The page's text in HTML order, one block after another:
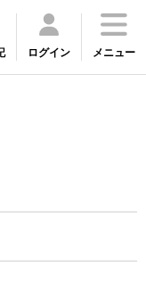
ログイン メニュー